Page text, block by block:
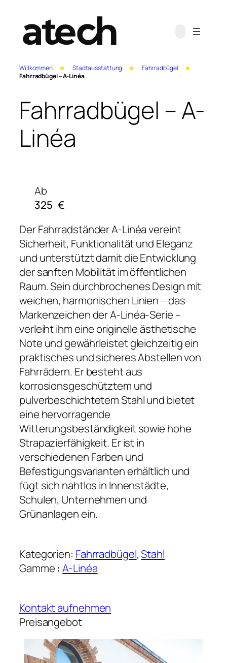
Willkommen Stadtausstattung
Fahrradbügel
Fahrradbügel – A-Linéa
Fahrradbügel – A-
Linéa
Ab
325 €
Der Fahrradständer A-Linéa vereint
Sicherheit, Funktionalität und Eleganz
und unterstützt damit die Entwicklung
der sanften Mobilität im öffentlichen
Raum. Sein durchbrochenes Design mit
weichen, harmonischen Linien – das
Markenzeichen der A-Linéa-Serie –
verleiht ihm eine originelle ästhetische
Note und gewährleistet gleichzeitig ein
praktisches und sicheres Abstellen von
Fahrrädern. Er besteht aus
korrosionsgeschütztem und
pulverbeschichtetem Stahl und bietet
eine hervorragende
Witterungsbeständigkeit sowie hohe
Strapazierfähigkeit. Er ist in
verschiedenen Farben und
Befestigungsvarianten erhältlich und
fügt sich nahtlos in Innenstädte,
Schulen, Unternehmen und
Grünanlagen ein.
Kategorien: Fahrradbügel, Stahl
Gamme : A-Linéa
Kontakt aufnehmen
Preisangebot